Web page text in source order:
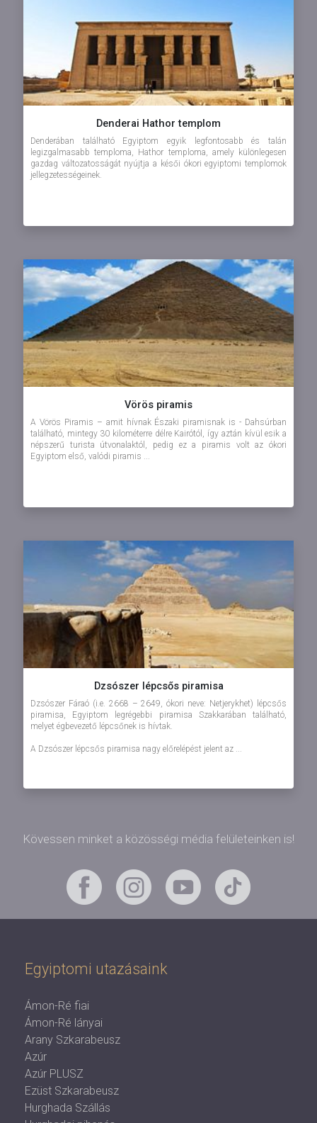
Denderai Hathor templom
Denderában található Egyiptom egyik legfontosabb és talán
legizgalmasabb temploma, Hathor temploma, amely különlegesen
gazdag változatosságát nyújtja a késői ókori egyiptomi templomok
jellegzetességeinek.
Vörös piramis
A Vörös Piramis – amit hívnak Északi piramisnak is - Dahsúrban
található, mintegy 30 kilométerre délre Kairótól, így aztán kívül esik a
népszerű turista útvonalaktól, pedig ez a piramis volt az ókori
Egyiptom első, valódi piramis ...
Dzsószer lépcsős piramisa
Dzsószer Fáraó (i.e. 2668 – 2649, ókori neve: Netjerykhet) lépcsős
piramisa, Egyiptom legrégebbi piramisa Szakkarában található,
melyet égbevezető lépcsőnek is hívtak.
A Dzsószer lépcsős piramisa nagy előrelépést jelent az ...
Kövessen minket a közösségi média felületeinken is!
Egyiptomi utazásaink
Ámon-Ré fiai
Ámon-Ré lányai
Arany Szkarabeusz
Azúr
Azúr PLUSZ
Ezüst Szkarabeusz
Hurghada Szállás